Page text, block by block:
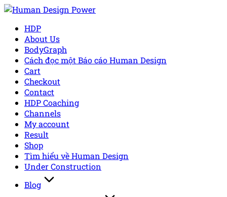
Skip
contentHDP
About Us
BodyGraph
Cách đọc một Báo cáo Human Design
Cart
Checkout
Contact
HDP Coaching
Channels
My account
Result
Shop
Tìm hiểu về Human Design
Under Construction
Blog